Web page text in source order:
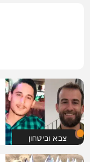
צבא וביטחון